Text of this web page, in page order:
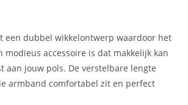
een dubbel wikkelontwerp waardoor het
modieus accessoire is dat makkelijk kan
aan jouw pols. De verstelbare lengte
armband comfortabel zit en perfect